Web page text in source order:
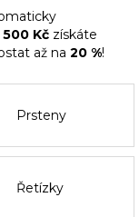
500 Kč získáte
až na 20 %!
Prsteny
Řetízky